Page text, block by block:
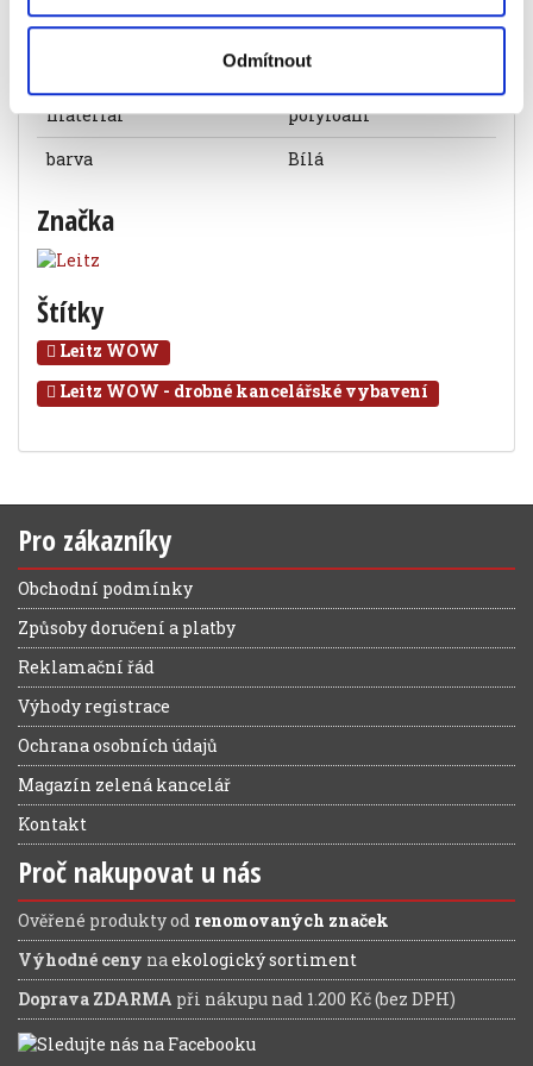
Odmítnout
Objednací číslo
904841990001
A4
materiál
polyfoam
barva
Bílá
Značka
Štítky
Leitz WOW
Leitz WOW - drobné kancelářské vybavení
Pro zákazníky
Obchodní podmínky
Způsoby doručení a platby
Reklamační řád
Výhody registrace
Ochrana osobních údajů
Magazín zelená kancelář
Kontakt
Proč nakupovat u nás
Ověřené produkty od renomovaných značek
Výhodné ceny na ekologický sortiment
Doprava ZDARMA při nákupu nad 1.200 Kč (bez DPH)